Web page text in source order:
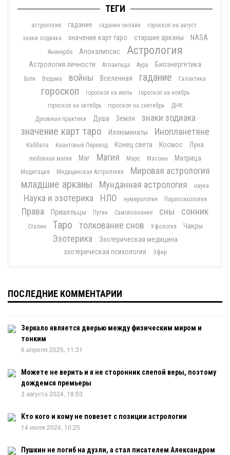
ТЕГИ
астрология гадание гадание онлайн
гороскоп на август
знаки зодиака
значение карт таро старшие арканы NASA
Аненербе Апокалипсис Астрология
Астрология личности Атлантида Аура Биоэнергетика
Боги Ведьма войны Вселенная гадание Галактика
гороскоп гороскоп на июль
гороскоп на ноябрь
гороскоп на октябрь
гороскоп на сентябрь
ДНК
Духовные практики
Душа Земля знаки зодиака
значение карт таро Иллюминаты Инопланетяне
Каббала Квантовый Переход Конец света Космос Луна
любовная магия Маг Магия Марс Масоны Матрица
Медитация Медицинская Астрология Мировая астрология
младшие арканы Мунданная астрология наука
Наука и эзотерика НЛО нумерология Парапсихология
Права Пришельцы Путин Самопознание сны сонник
Сталин Таро толкование снов Уфология Чакры
Эзотерика
Эзотерическая медицина
эзотерическая психология
Эфир
ПОСЛЕДНИЕ КОММЕНТАРИИ
Зеркало является дверью между физическим миром и
тонким
6 апреля 2025, 11:31
Можете не верить и я не сторонник слепой веры, поэтому
дождемся премьеры
3 августа 2024, 18:53
Кто кого и кому не повезет с позиции астрологии
14 июля 2024, 10:25
Пушкин не погиб на дуэли, а стал писателем Александром